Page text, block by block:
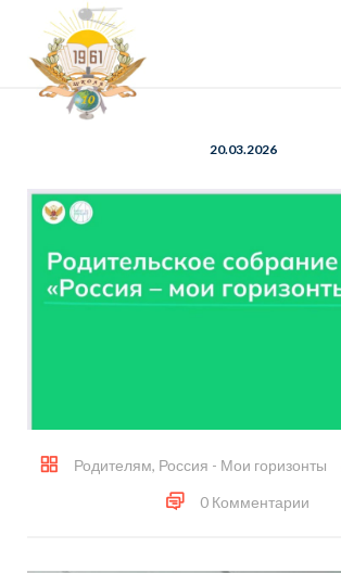
content
20.03.2026
Родителям, Россия - Мои горизонты
0 Комментарии